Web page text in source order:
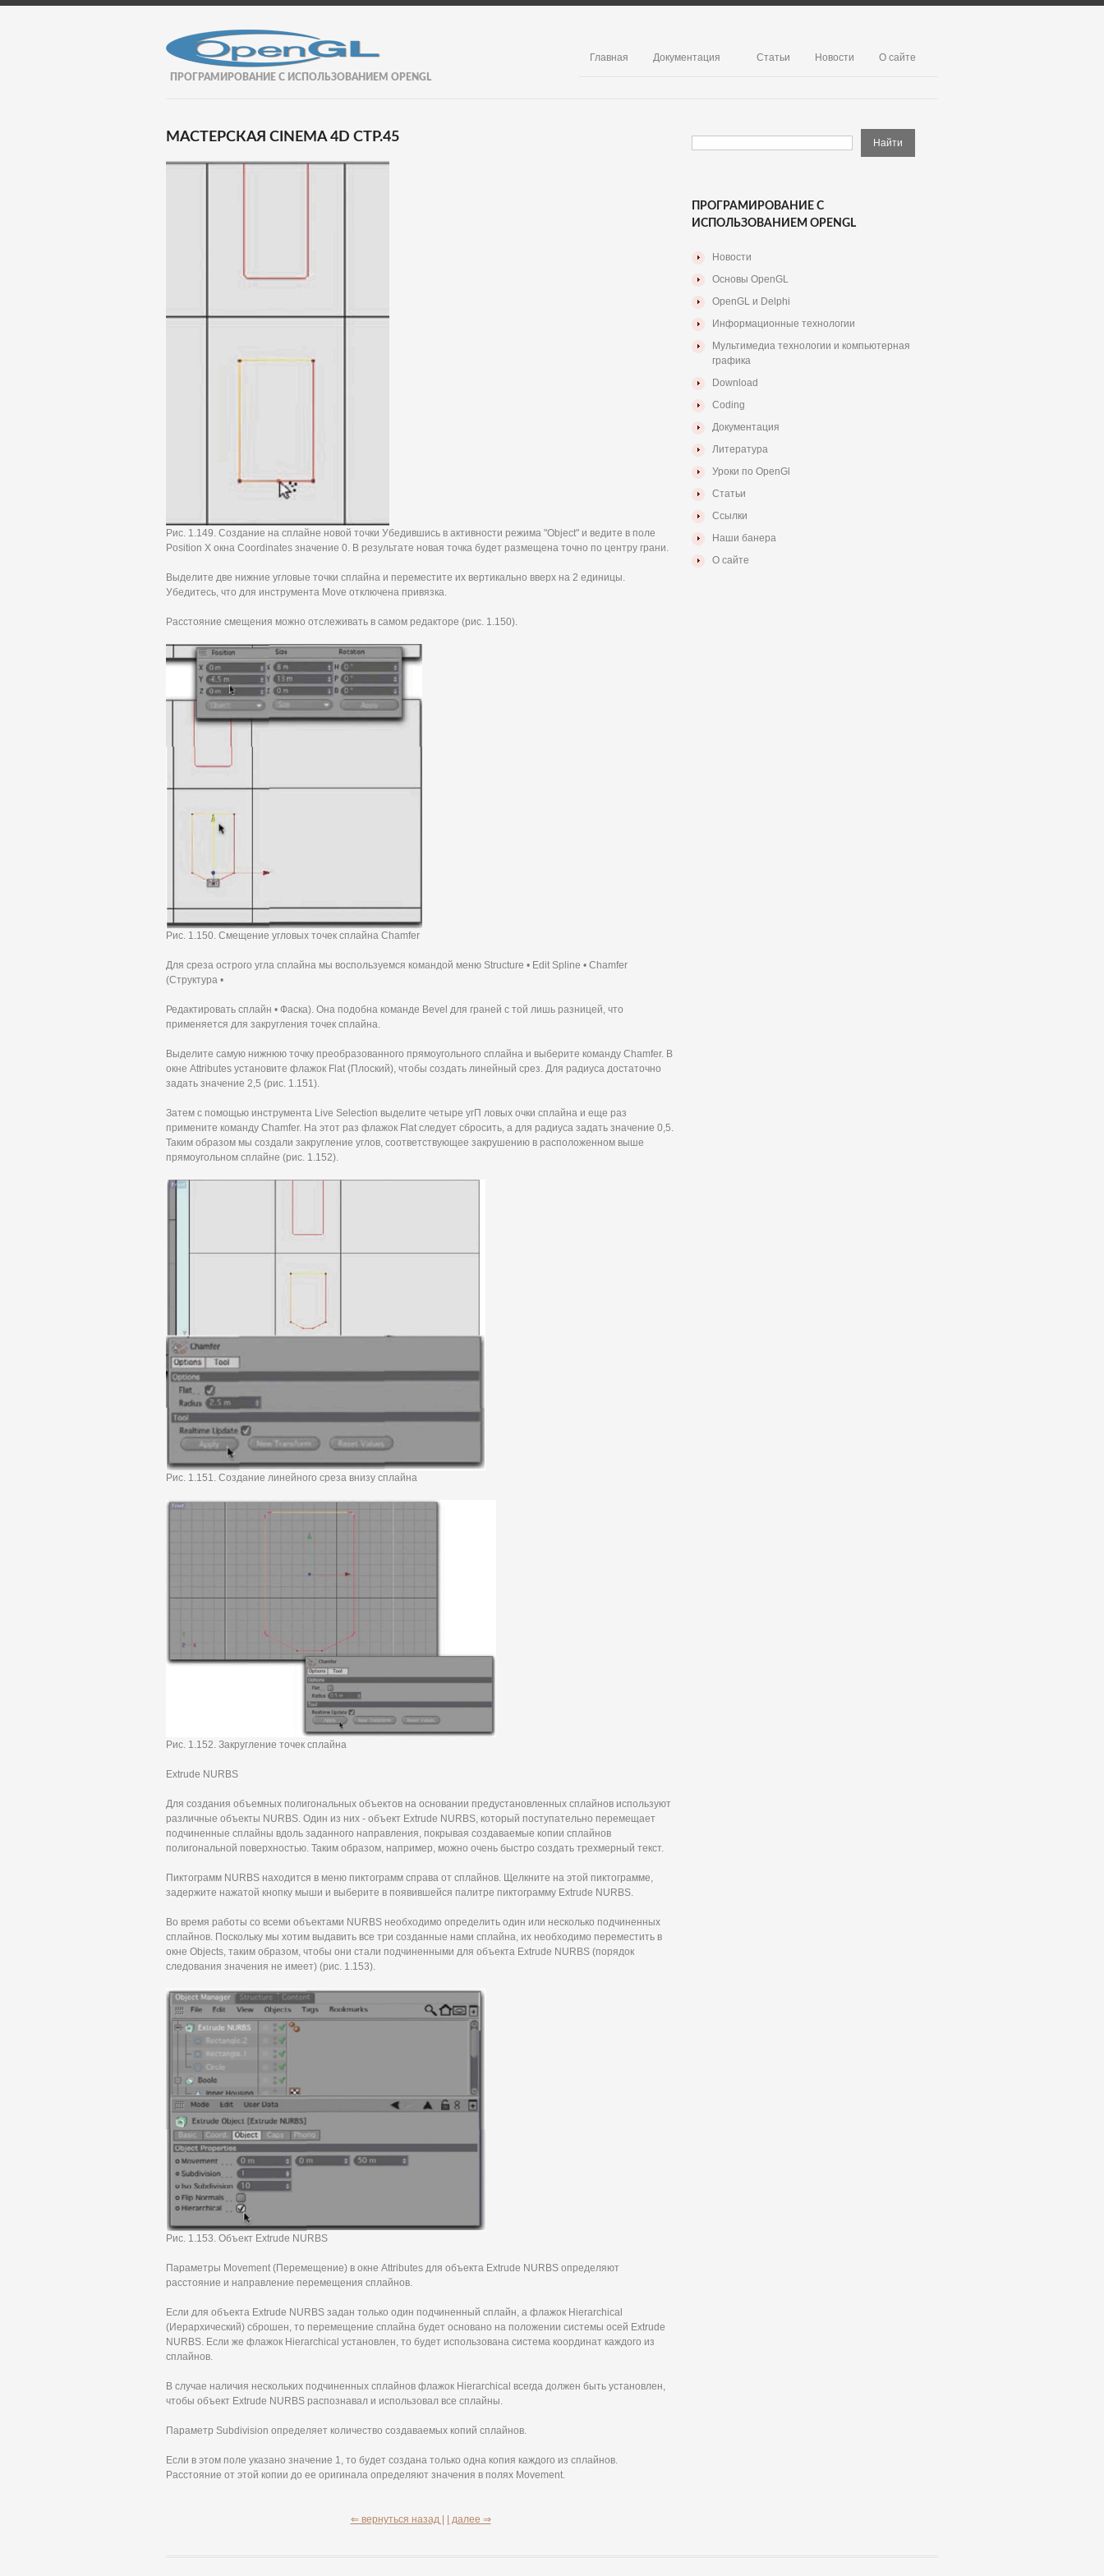
ПРОГРАМИРОВАНИЕ С ИСПОЛЬЗОВАНИЕМ OPENGL
Главная Документация Статьи Новости О сайте
МАСТЕРСКАЯ CINEMA 4D СТР.45
Рис. 1.149. Создание на сплайне новой точки Убедившись в активности режима "Object" и ведите в поле
Position X окна Coordinates значение 0. В результате новая точка будет размещена точно по центру грани.
Выделите две нижние угловые точки сплайна и переместите их вертикально вверх на 2 единицы.
Убедитесь, что для инструмента Move отключена привязка.
Расстояние смещения можно отслеживать в самом редакторе (рис. 1.150).
Рис. 1.150. Смещение угловых точек сплайна Chamfer
Для среза острого угла сплайна мы воспользуемся командой меню Structure • Edit Spline • Chamfer
(Структура •
Редактировать сплайн • Фаска). Она подобна команде Bevel для граней с той лишь разницей, что
применяется для закругления точек сплайна.
Выделите самую нижнюю точку преобразованного прямоугольного сплайна и выберите команду Chamfer. В
окне Attributes установите флажок Flat (Плоский), чтобы создать линейный срез. Для радиуса достаточно
задать значение 2,5 (рис. 1.151).
Затем с помощью инструмента Live Selection выделите четыре угП ловых очки сплайна и еще раз
примените команду Chamfer. На этот раз флажок Flat следует сбросить, а для радиуса задать значение 0,5.
Таким образом мы создали закругление углов, соответствующее закрушению в расположенном выше
прямоугольном сплайне (рис. 1.152).
Рис. 1.151. Создание линейного среза внизу сплайна
Рис. 1.152. Закругление точек сплайна
Extrude NURBS
Для создания объемных полигональных объектов на основании предустановленных сплайнов используют
различные объекты NURBS. Один из них - объект Extrude NURBS, который поступательно перемещает
подчиненные сплайны вдоль заданного направления, покрывая создаваемые копии сплайнов
полигональной поверхностью. Таким образом, например, можно очень быстро создать трехмерный текст.
Пиктограмм NURBS находится в меню пиктограмм справа от сплайнов. Щелкните на этой пиктограмме,
задержите нажатой кнопку мыши и выберите в появившейся палитре пиктограмму Extrude NURBS.
Во время работы со всеми объектами NURBS необходимо определить один или несколько подчиненных
сплайнов. Поскольку мы хотим выдавить все три созданные нами сплайна, их необходимо переместить в
окне Objects, таким образом, чтобы они стали подчиненными для объекта Extrude NURBS (порядок
следования значения не имеет) (рис. 1.153).
Рис. 1.153. Объект Extrude NURBS
Параметры Movement (Перемещение) в окне Attributes для объекта Extrude NURBS определяют
расстояние и направление перемещения сплайнов.
Если для объекта Extrude NURBS задан только один подчиненный сплайн, а флажок Hierarchical
(Иерархический) сброшен, то перемещение сплайна будет основано на положении системы осей Extrude
NURBS. Если же флажок Hierarchical установлен, то будет использована система координат каждого из
сплайнов.
В случае наличия нескольких подчиненных сплайнов флажок Hierarchical всегда должен быть установлен,
чтобы объект Extrude NURBS распознавал и использовал все сплайны.
Параметр Subdivision определяет количество создаваемых копий сплайнов.
Если в этом поле указано значение 1, то будет создана только одна копия каждого из сплайнов.
Расстояние от этой копии до ее оригинала определяют значения в полях Movement.
⇐ вернуться назад | | далее ⇒
ПРОГРАМИРОВАНИЕ С
ИСПОЛЬЗОВАНИЕМ OPENGL
Новости
Основы OpenGL
OpenGL и Delphi
Информационные технологии
Мультимедиа технологии и компьютерная
графика
Download
Coding
Документация
Литература
Уроки по OpenGl
Статьи
Ссылки
Наши банера
О сайте